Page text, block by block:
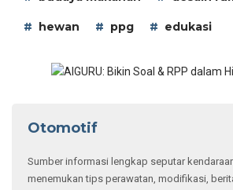
hewan ppg edukasi
Otomotif
Sumber informasi lengkap seputar
menemukan tips perawatan, modifikasi,